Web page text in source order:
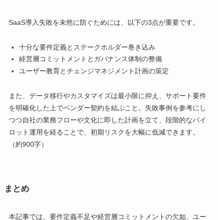
SaaS導入失敗を未然に防ぐためには、以下の3点が重要です。
十分な要件定義とステークホルダー巻き込み
経営層コミットメントとガバナンス体制の整備
ユーザー教育とチェンジマネジメント計画の策定
また、データ移行やカスタマイズは最小限に抑え、サポート要件
を明確化した上でベンダー契約を結ぶこと。失敗事例を参考にし
つつ自社の業務フローや文化に即した計画を立て、段階的なパイ
ロット運用を経ることで、初期リスクを大幅に低減できます。
（約900字）
まとめ
本記事では、要件定義不足や経営層コミットメントの欠如、ユー